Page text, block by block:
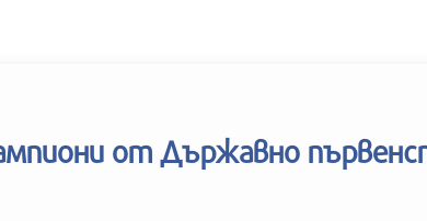
от Държавно